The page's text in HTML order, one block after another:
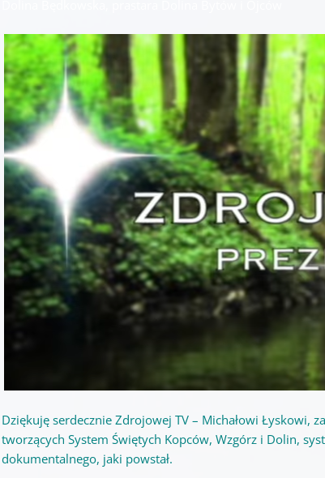
Dziękuję serdecznie Zdrojowej TV – Michałowi Łyskowi,
tworzących System Świętych Kopców, Wzgórz i Dolin,
dokumentalnego, jaki powstał.